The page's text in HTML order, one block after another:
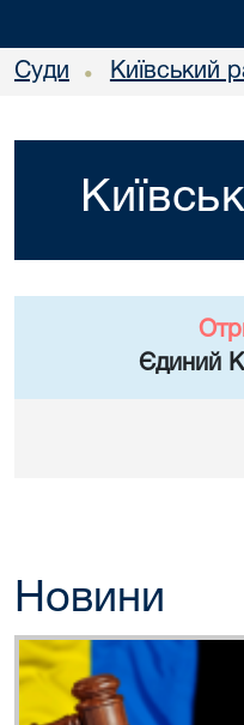
Суди • Київський
Єдиний
Новини